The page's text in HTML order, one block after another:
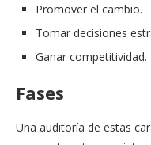
Promover el cambio.
Tomar decisiones
Ganar competitividad.
Fases
Una auditoría de estas